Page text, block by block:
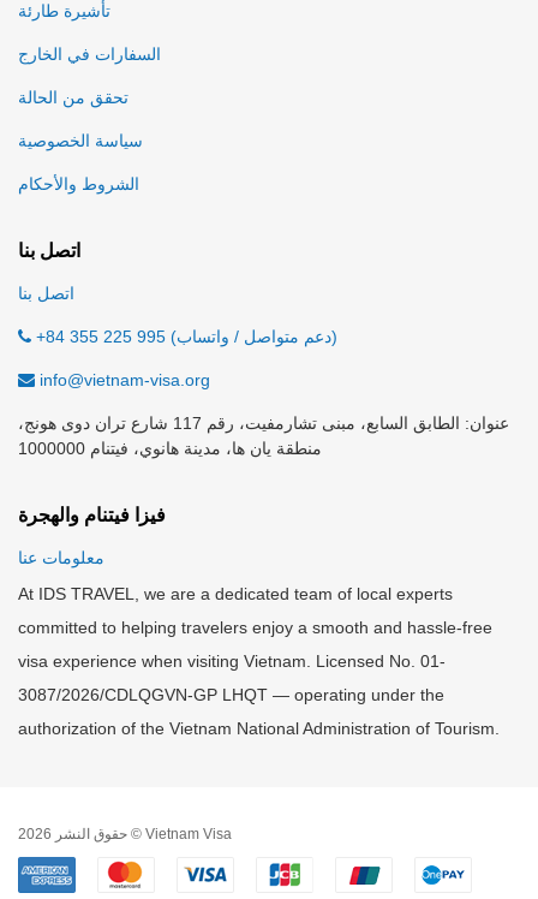
تأشيرة طارئة
السفارات في الخارج
تحقق من الحالة
سياسة الخصوصية
الشروط والأحكام
اتصل بنا
اتصل بنا
+84 355 225 995 (دعم متواصل / واتساب)
info@vietnam-visa.org
عنوان: الطابق السابع، مبنى تشارمفيت، رقم 117 شارع تران دوى هونج،
منطقة يان ها، مدينة هانوي، فيتنام 1000000
فيزا فيتنام والهجرة
معلومات عنا
At IDS TRAVEL, we are a dedicated team of local experts
committed to helping travelers enjoy a smooth and hassle-free
visa experience when visiting Vietnam. Licensed No. 01-
3087/2026/CDLQGVN-GP LHQT — operating under the
authorization of the Vietnam National Administration of Tourism.
حقوق النشر 2026 © Vietnam Visa